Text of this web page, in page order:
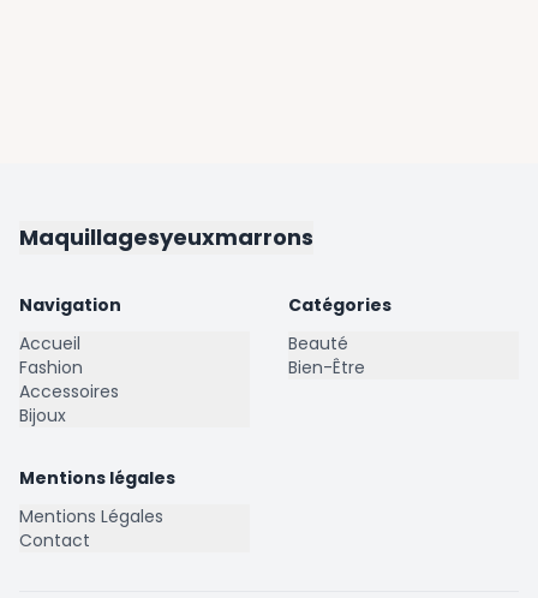
Maquillagesyeuxmarrons
Navigation
Accueil
Fashion
Accessoires
Bijoux
Catégories
Beauté
Bien-Être
Mentions légales
Mentions Légales
Contact